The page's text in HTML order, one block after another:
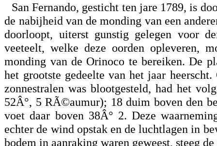
San Fernando, gesticht ten jare 1789, is
de nabijheid van de monding van een
doorloopt, uiterst gunstig gelegen voor
veeteelt, welke deze oorden opleveren,
monding van de Orinoco te bereiken. De
het grootste gedeelte van het jaar
zonnestralen was blootgesteld, had het
52Â°, 5 RÃ©aumur); 18 duim boven den
voet daar boven 38Â° 2. Deze
echter de wind opstak en de luchtlagen in
bodem in aanraking waren geweest, steeg